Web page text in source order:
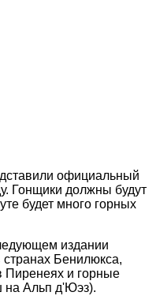
официальный
Гонщики должны будут
будет много горных
издании
Бенилюкса,
Пиренеях и горные
на Альп д'Юэз).